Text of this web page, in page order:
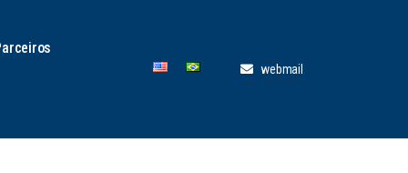
webmail